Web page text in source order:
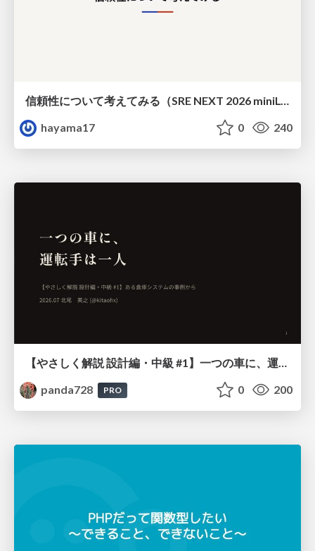
hayama17
0 240
【やさしく解説 設計編・中級 #1】一つの車に、運転手は一人 ～ある倉庫システムの事例から～
panda728
PRO 0 200